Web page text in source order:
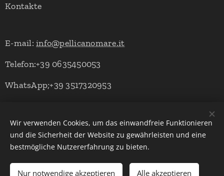
Kontakte
E-mail:info@pellicanomare.it
Telefon:+39 0635450053
WhatsApp;+39 3517320953
Powered by Pellicano Mare Cookies
Sprachen
Italiano
English Deutsch
Wir verwenden Cookies, um das einwandfreie Funktionieren
und die Sicherheit der Website zu gewährleisten und eine
bestmögliche Nutzererfahrung zu bieten.
Nur notwendige akzeptieren Alle akzeptieren